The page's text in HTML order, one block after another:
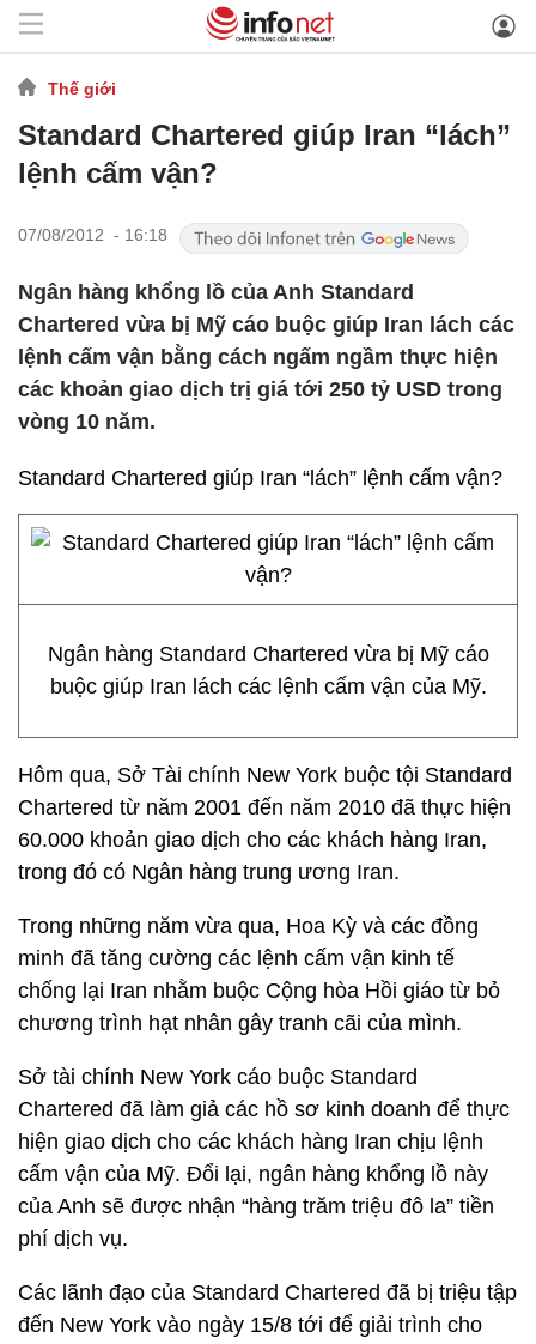
Thế giới
Standard Chartered giúp Iran “lách”
lệnh cấm vận?
07/08/2012 - 16:18
Ngân hàng khổng lồ của Anh Standard
Chartered vừa bị Mỹ cáo buộc giúp Iran lách các
lệnh cấm vận bằng cách ngấm ngầm thực hiện
các khoản giao dịch trị giá tới 250 tỷ USD trong
vòng 10 năm.
Standard Chartered giúp Iran “lách” lệnh cấm vận?
Ngân hàng Standard Chartered vừa bị Mỹ cáo
buộc giúp Iran lách các lệnh cấm vận của Mỹ.
Hôm qua, Sở Tài chính New York buộc tội Standard
Chartered từ năm 2001 đến năm 2010 đã thực hiện
60.000 khoản giao dịch cho các khách hàng Iran,
trong đó có Ngân hàng trung ương Iran.
Trong những năm vừa qua, Hoa Kỳ và các đồng
minh đã tăng cường các lệnh cấm vận kinh tế
chống lại Iran nhằm buộc Cộng hòa Hồi giáo từ bỏ
chương trình hạt nhân gây tranh cãi của mình.
Sở tài chính New York cáo buộc Standard
Chartered đã làm giả các hồ sơ kinh doanh để thực
hiện giao dịch cho các khách hàng Iran chịu lệnh
cấm vận của Mỹ. Đổi lại, ngân hàng khổng lồ này
của Anh sẽ được nhận “hàng trăm triệu đô la” tiền
phí dịch vụ.
Các lãnh đạo của Standard Chartered đã bị triệu tập
đến New York vào ngày 15/8 tới để giải trình cho